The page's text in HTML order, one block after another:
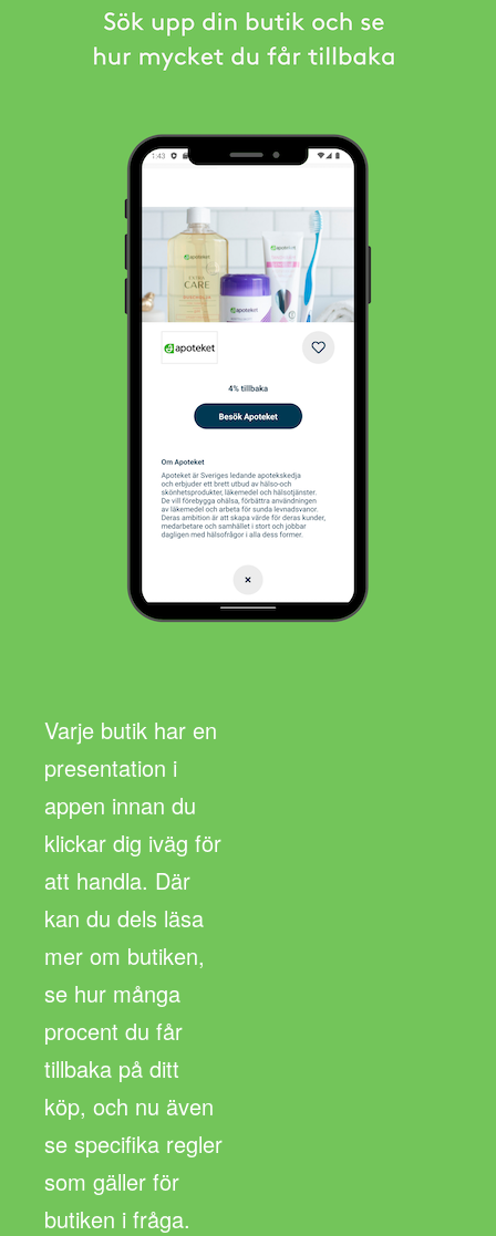
Varje butik har en
presentation i
appen innan du
klickar dig iväg för
att handla. Där
kan du dels läsa
mer om butiken,
se hur många
procent du får
tillbaka på ditt
köp, och nu även
se specifika regler
som gäller för
butiken i fråga.